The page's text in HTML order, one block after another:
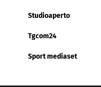
Studioaperto
Tgcom24
Sport mediaset